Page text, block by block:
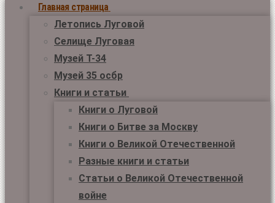
Главная страница
Летопись Луговой
Селище Луговая
Музей Т-34
Музей 35 осбр
Книги и статьи
Книги о Луговой
Книги о Битве за Москву
Книги о Великой Отечественной
Разные книги и статьи
Статьи о Великой Отечественной
войне